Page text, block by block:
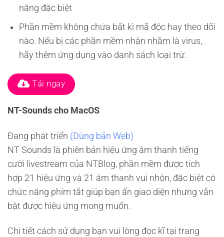
năng đặc biệt
Phần mềm không chứa bất kì mã độc hay theo dõi
nào. Nếu bị các phần mềm nhận nhầm là virus,
hãy thêm ứng dụng vào danh sách loại trừ.
Tải ngay
NT-Sounds cho MacOS
Đang phát triển (Dùng bản Web)
NT Sounds là phiên bản hiệu ứng âm thanh tiếng
cười livestream của NTBlog, phần mềm được tích
hợp 21 hiệu ứng và 21 âm thanh vui nhộn, đặc biệt có
chức năng phím tắt giúp bạn ẩn giao diện nhưng vẫn
bật được hiệu ứng mong muốn.
Chi tiết cách sử dụng bạn vui lòng đọc kĩ tại trang